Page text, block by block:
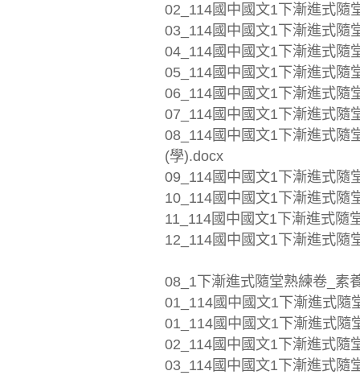
02_114國中國文1下漸進式隨
03_114國中國文1下漸進式隨
04_114國中國文1下漸進式隨
05_114國中國文1下漸進式隨
06_114國中國文1下漸進式隨
07_114國中國文1下漸進式隨
08_114國中國文1下漸進式隨
(學).docx
09_114國中國文1下漸進式隨
10_114國中國文1下漸進式隨
11_114國中國文1下漸進式隨
12_114國中國文1下漸進式隨
08_1下漸進式隨堂熟練卷_素
01_114國中國文1下漸進式隨
01_114國中國文1下漸進式隨
02_114國中國文1下漸進式隨
03_114國中國文1下漸進式隨